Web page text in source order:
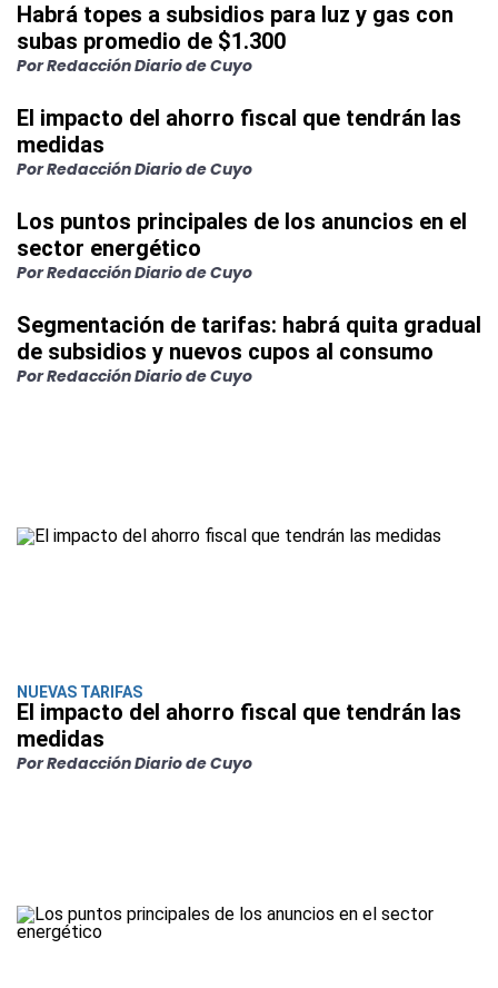
Habrá topes a subsidios para luz y gas con
subas promedio de $1.300
Por Redacción Diario de Cuyo
El impacto del ahorro fiscal que tendrán las
medidas
Por Redacción Diario de Cuyo
Los puntos principales de los anuncios en el
sector energético
Por Redacción Diario de Cuyo
Segmentación de tarifas: habrá quita gradual
de subsidios y nuevos cupos al consumo
Por Redacción Diario de Cuyo
NUEVAS TARIFAS
El impacto del ahorro fiscal que tendrán las
medidas
Por Redacción Diario de Cuyo